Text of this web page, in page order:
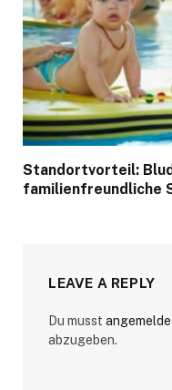
Standortvorteil:
familienfreundliche
LEAVE A REPLY
Du musst
abzugeben.